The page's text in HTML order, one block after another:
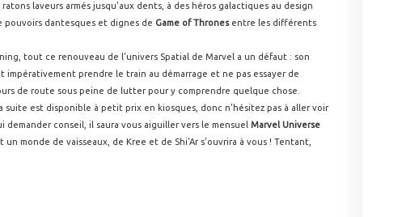
laveurs armés jusqu'aux dents, à des héros galactiques au design
pouvoirs dantesques et dignes de Game of Thronesentre les différents
tout ce renouveau de l'univers Spatial de Marvel a un défaut : son
impérativement prendre le train au démarrage et ne pas essayer de
de route sous peine de lutter pour y comprendre quelque chose.
est disponible à petit prix en kiosques, donc n'hésitez pas à aller voir
conseil, il saura vous aiguiller vers le mensuel Marvel Universe
monde de vaisseaux, de Kree et de Shi'Ar s'ouvrira à vous ! Tentant,